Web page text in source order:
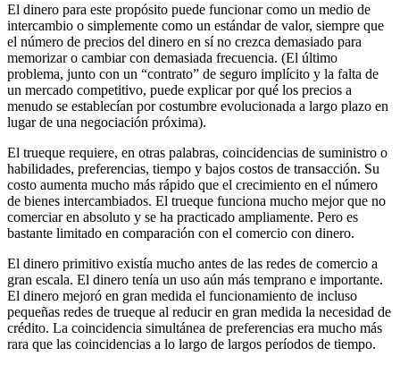
El dinero para este propósito puede funcionar como un medio de
intercambio o simplemente como un estándar de valor, siempre que
el número de precios del dinero en sí no crezca demasiado para
memorizar o cambiar con demasiada frecuencia. (El último
problema, junto con un “contrato” de seguro implícito y la falta de
un mercado competitivo, puede explicar por qué los precios a
menudo se establecían por costumbre evolucionada a largo plazo en
lugar de una negociación próxima).
El trueque requiere, en otras palabras, coincidencias de suministro o
habilidades, preferencias, tiempo y bajos costos de transacción. Su
costo aumenta mucho más rápido que el crecimiento en el número
de bienes intercambiados. El trueque funciona mucho mejor que no
comerciar en absoluto y se ha practicado ampliamente. Pero es
bastante limitado en comparación con el comercio con dinero.
El dinero primitivo existía mucho antes de las redes de comercio a
gran escala. El dinero tenía un uso aún más temprano e importante.
El dinero mejoró en gran medida el funcionamiento de incluso
pequeñas redes de trueque al reducir en gran medida la necesidad de
crédito. La coincidencia simultánea de preferencias era mucho más
rara que las coincidencias a lo largo de largos períodos de tiempo.